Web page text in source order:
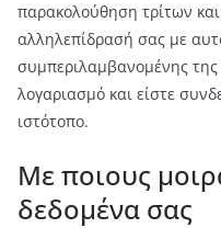
παρακολούθηση τρίτων
αλληλεπίδρασή σας με
συμπεριλαμβανομένης
λογαριασμό και είστε
ιστότοπο.
Με ποιους
δεδομένα σας